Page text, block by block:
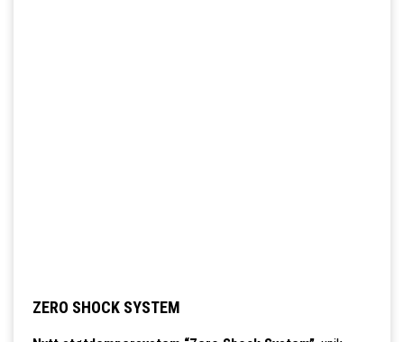
ZERO SHOCK SYSTEM